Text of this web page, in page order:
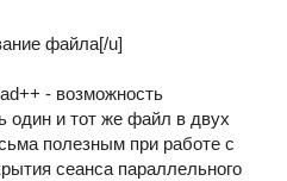
файла[/u]
- возможность
один и тот же файл в двух
полезным при работе с
сеанса параллельного